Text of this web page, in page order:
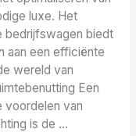
luxe. Het
bedrijfswagen biedt
aan een efficiënte
wereld van
Een
voordelen van
is de …